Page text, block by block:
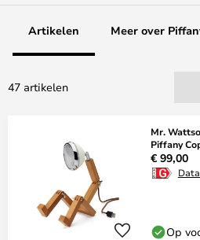
Artikelen Meer over
47 artikelen
Mr.
Piffany
€ 99,00
Op